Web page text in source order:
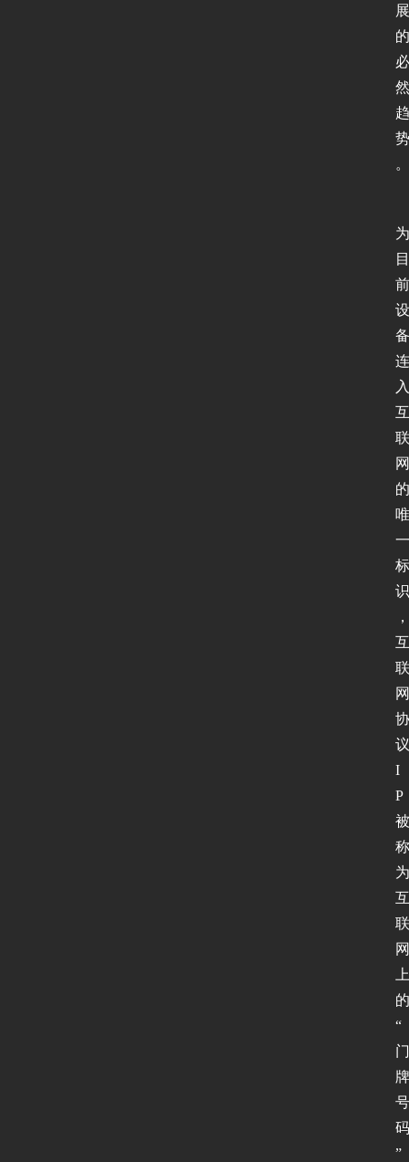
展
的
必
然
趋
势
。
为
目
前
设
备
连
入
互
联
网
的
唯
一
标
识
，
互
联
网
协
议
I
P
被
称
为
互
联
网
上
的
“
门
牌
号
码
”